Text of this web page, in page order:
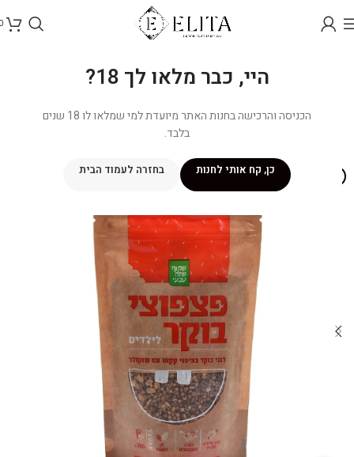
היי, כבר מלאו לך 18?
הכניסה והרכישה בחנות האתר מיועדת למי שמלאו לו 18 שנים
בלבד.
כן, קח אותי לחנות בחזרה לעמוד הבית